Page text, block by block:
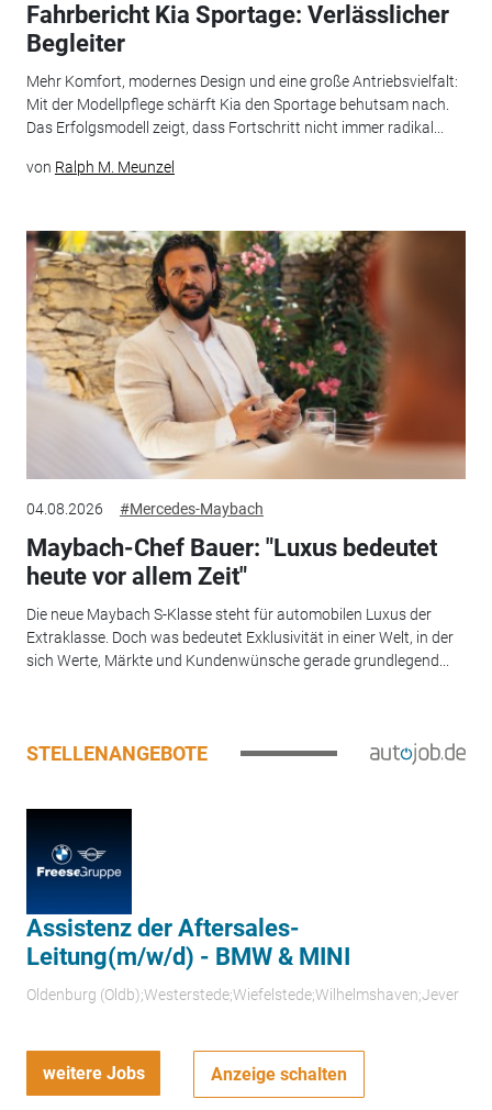
Fahrbericht Kia Sportage: Verlässlicher
Begleiter
Mehr Komfort, modernes Design und eine große Antriebsvielfalt:
Mit der Modellpflege schärft Kia den Sportage behutsam nach.
Das Erfolgsmodell zeigt, dass Fortschritt nicht immer radikal...
von Ralph M. Meunzel
04.08.2026 #Mercedes-Maybach
Maybach-Chef Bauer: "Luxus bedeutet
heute vor allem Zeit"
Die neue Maybach S-Klasse steht für automobilen Luxus der
Extraklasse. Doch was bedeutet Exklusivität in einer Welt, in der
sich Werte, Märkte und Kundenwünsche gerade grundlegend...
STELLENANGEBOTE
Assistenz der Aftersales-
Leitung(m/w/d) - BMW & MINI
Oldenburg (Oldb);Westerstede;Wiefelstede;Wilhelmshaven;Jever
weitere Jobs Anzeige schalten